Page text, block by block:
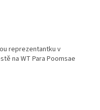
reprezentantku v
na WT Para Poomsae